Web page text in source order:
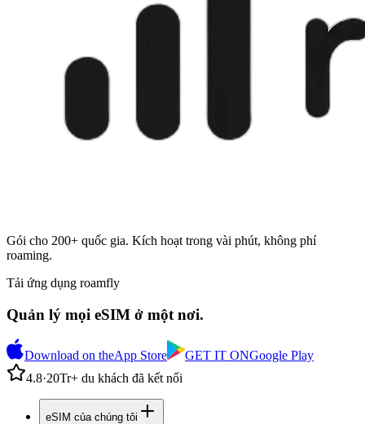
Gói cho 200+ quốc gia. Kích hoạt trong vài phút, không phí
roaming.
Tải ứng dụng roamfly
Quản lý mọi eSIM ở một nơi.
Download on theApp Store GET IT ONGoogle Play
4.8·20Tr+ du khách đã kết nối
eSIM của chúng tôi